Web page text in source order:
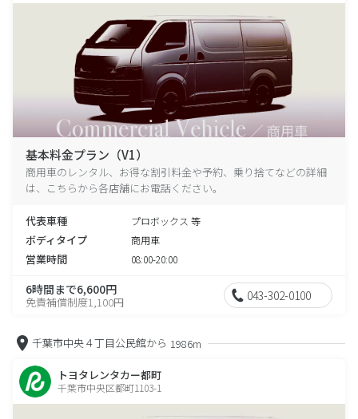
基本料金プラン（V1）
商用車のレンタル、お得な割引料金や予約、乗り捨てなどの詳細
は、こちらから各店舗にお電話ください。
代表車種 プロボックス 等
ボディタイプ 商用車
営業時間 08:00-20:00
6時間まで6,600円
免責補償制度1,100円 043-302-0100
千葉市中央４丁目公民館から 1986m
トヨタレンタカー都町
千葉市中央区都町1103-1